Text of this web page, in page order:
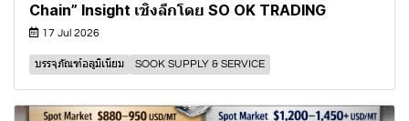
Chain” Insight เชิงลึกโดย SO OK TRADING
17 Jul 2026
บรรจุภัณฑ์อลูมิเนียม SOOK SUPPLY & SERVICE